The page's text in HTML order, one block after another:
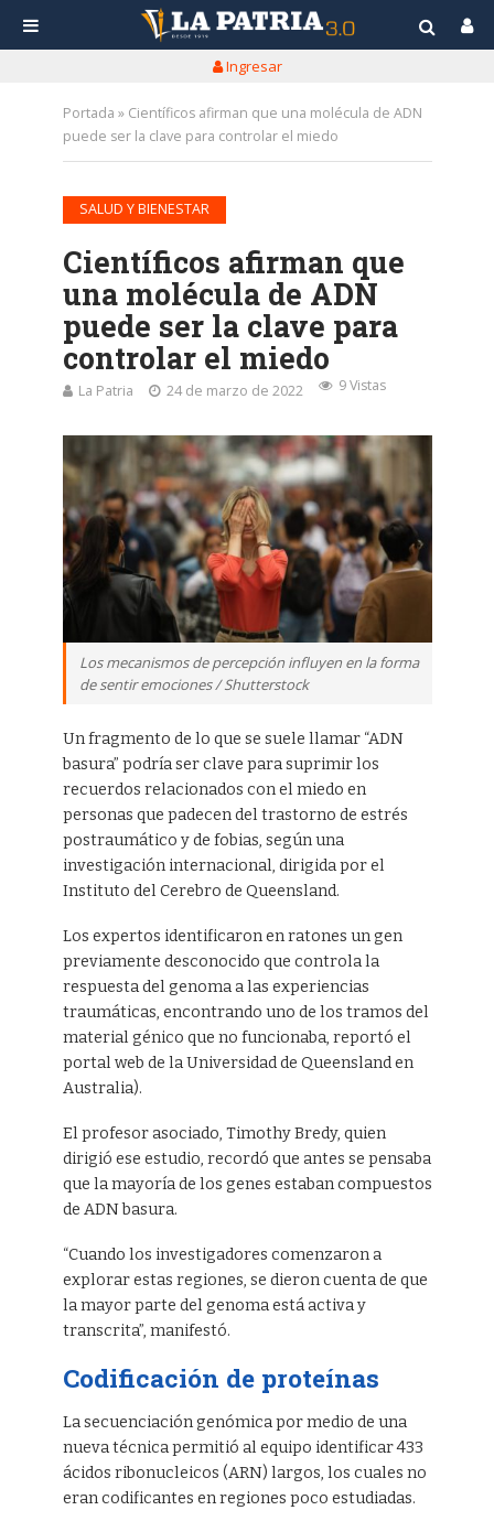
Ingresar
Portada » Científicos afirman que una molécula de ADN
puede ser la clave para controlar el miedo
SALUD Y BIENESTAR
Científicos afirman que
una molécula de ADN
puede ser la clave para
controlar el miedo
La Patria 24 de marzo de 2022 9 Vistas
Los mecanismos de percepción influyen en la forma
de sentir emociones / Shutterstock
Un fragmento de lo que se suele llamar “ADN
basura” podría ser clave para suprimir los
recuerdos relacionados con el miedo en
personas que padecen del trastorno de estrés
postraumático y de fobias, según una
investigación internacional, dirigida por el
Instituto del Cerebro de Queensland.
Los expertos identificaron en ratones un gen
previamente desconocido que controla la
respuesta del genoma a las experiencias
traumáticas, encontrando uno de los tramos del
material génico que no funcionaba, reportó el
portal web de la Universidad de Queensland en
Australia).
El profesor asociado, Timothy Bredy, quien
dirigió ese estudio, recordó que antes se pensaba
que la mayoría de los genes estaban compuestos
de ADN basura.
“Cuando los investigadores comenzaron a
explorar estas regiones, se dieron cuenta de que
la mayor parte del genoma está activa y
transcrita”, manifestó.
Codificación de proteínas
La secuenciación genómica por medio de una
nueva técnica permitió al equipo identificar 433
ácidos ribonucleicos (ARN) largos, los cuales no
eran codificantes en regiones poco estudiadas.